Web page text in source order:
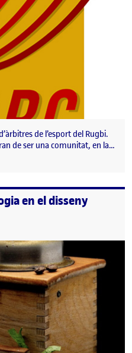
de l’esport del Rugbi.
de ser una comunitat, en la…
en el disseny
10:03 pm